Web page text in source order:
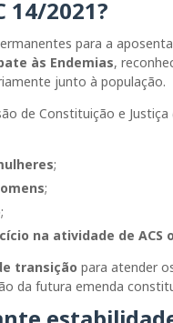
14/2021?
para a
às Endemias,
junto à população.
de Constituição e
;
;
;
na atividade de ACS
transição para atender
da futura emenda